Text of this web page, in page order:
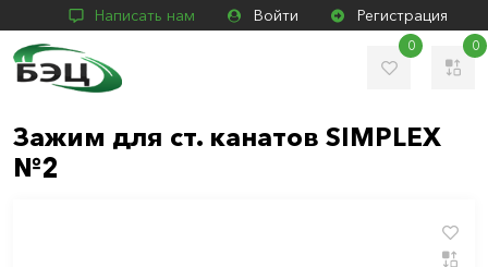
Написать нам Войти Регистрация
0 0
Зажим для ст. канатов SIMPLEX
№2